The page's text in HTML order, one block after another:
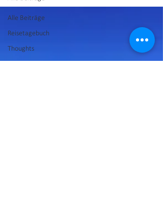
Alle Beiträge
Reisetagebuch
Thoughts